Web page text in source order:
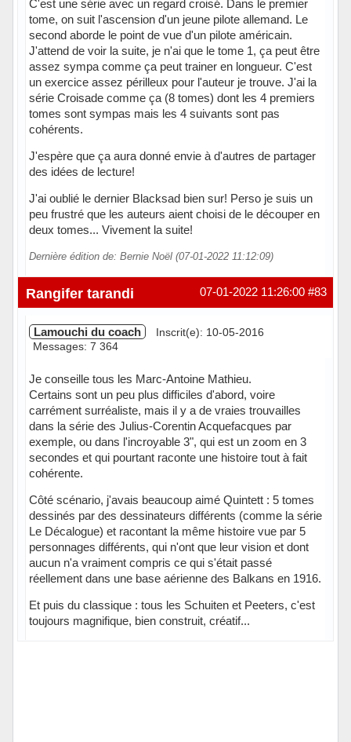
C'est une série avec un regard croisé. Dans le premier
tome, on suit l'ascension d'un jeune pilote allemand. Le
second aborde le point de vue d'un pilote américain.
J'attend de voir la suite, je n'ai que le tome 1, ça peut être
assez sympa comme ça peut trainer en longueur. C'est
un exercice assez périlleux pour l'auteur je trouve. J'ai la
série Croisade comme ça (8 tomes) dont les 4 premiers
tomes sont sympas mais les 4 suivants sont pas
cohérents.
J'espère que ça aura donné envie à d'autres de partager
des idées de lecture!
J'ai oublié le dernier Blacksad bien sur! Perso je suis un
peu frustré que les auteurs aient choisi de le découper en
deux tomes... Vivement la suite!
Dernière édition de: Bernie Noël (07-01-2022 11:12:09)
Hors ligne #83
07-01-2022 11:26:00
Rangifer tarandi
Lamouchi du coach
Inscrit(e): 10-05-2016
Messages: 7 364
Je conseille tous les Marc-Antoine Mathieu.
Certains sont un peu plus difficiles d'abord, voire
carrément surréaliste, mais il y a de vraies trouvailles
dans la série des Julius-Corentin Acquefacques par
exemple, ou dans l'incroyable 3", qui est un zoom en 3
secondes et qui pourtant raconte une histoire tout à fait
cohérente.
Côté scénario, j'avais beaucoup aimé Quintett : 5 tomes
dessinés par des dessinateurs différents (comme la série
Le Décalogue) et racontant la même histoire vue par 5
personnages différents, qui n'ont que leur vision et dont
aucun n'a vraiment compris ce qui s'était passé
réellement dans une base aérienne des Balkans en 1916.
Et puis du classique : tous les Schuiten et Peeters, c'est
toujours magnifique, bien construit, créatif...